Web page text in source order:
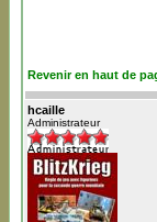
Revenir en haut de
hcaille
Administrateur